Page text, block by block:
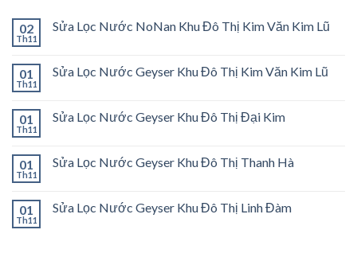
02
Th11
Sửa Lọc Nước NoNan Khu Đô Thị Kim Văn Kim Lũ
01
Th11
Sửa Lọc Nước Geyser Khu Đô Thị Kim Văn Kim Lũ
01
Th11
Sửa Lọc Nước Geyser Khu Đô Thị Đại Kim
01
Th11
Sửa Lọc Nước Geyser Khu Đô Thị Thanh Hà
01
Th11
Sửa Lọc Nước Geyser Khu Đô Thị Linh Đàm